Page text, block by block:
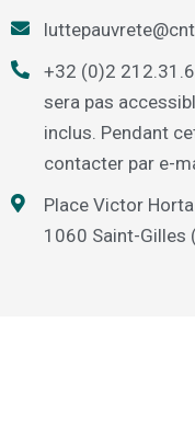
+32 (0)2
sera pas
inclus. Pendant
contacter par e-
Place Victor
1060 Saint-Gilles